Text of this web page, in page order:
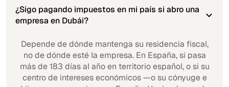
¿Sigo pagando impuestos en mi país si abro una
empresa en Dubái?
Depende de dónde mantenga su residencia fiscal,
no de dónde esté la empresa. En España, si pasa
más de 183 días al año en territorio español, o si su
centro de intereses económicos —o su cónyuge e